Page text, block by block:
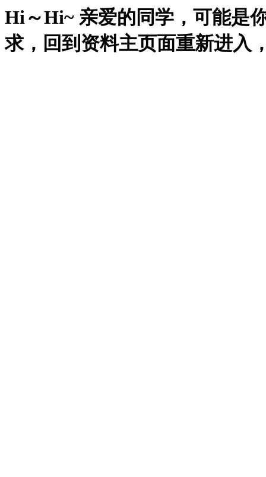
Hi～Hi~ 亲爱的同学，可能是
求，回到资料主页面重新进入